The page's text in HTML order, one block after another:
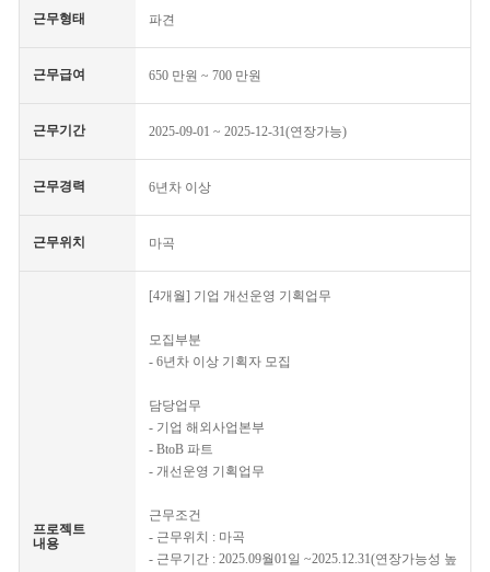
근무형태 파견
근무급여 650 만원 ~ 700 만원
근무기간 2025-09-01 ~ 2025-12-31(연장가능)
근무경력 6년차 이상
근무위치 마곡
프로젝트
내용
[4개월] 기업 개선운영 기획업무
모집부분
- 6년차 이상 기획자 모집
담당업무
- 기업 해외사업본부
- BtoB 파트
- 개선운영 기획업무
근무조건
- 근무위치 : 마곡
- 근무기간 : 2025.09월01일 ~2025.12.31(연장가능성 높